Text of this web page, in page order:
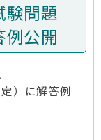
験問題
公開
）に解答例